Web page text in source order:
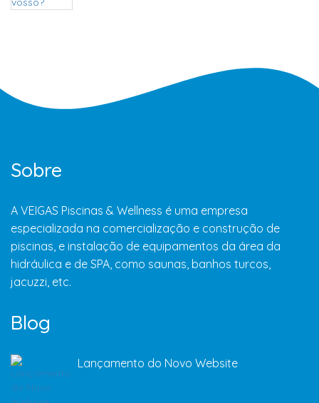
Sobre
A VEIGAS Piscinas & Wellness é uma empresa
especializada na comercialização e construção de
piscinas, e instalação de equipamentos da área da
hidráulica e de SPA, como saunas, banhos turcos,
jacuzzi, etc.
Blog
Lançamento do Novo Website